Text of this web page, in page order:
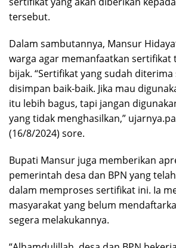
tersebut.
Dalam sambutannya, Mansur
warga agar memanfaatkan sertifikat
bijak. “Sertifikat yang sudah diterima
disimpan baik-baik. Jika mau
itu lebih bagus, tapi jangan
yang tidak menghasilkan,”
(16/8/2024) sore.
Bupati Mansur juga memberikan
pemerintah desa dan BPN yang
dalam memproses sertifikat ini. Ia
masyarakat yang belum
segera melakukannya.